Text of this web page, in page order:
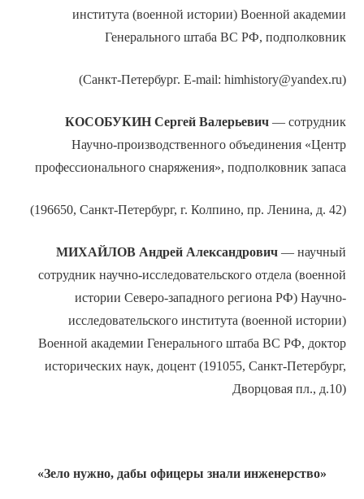
института (военной истории) Военной академии
Генерального штаба ВС РФ, подполковник
(Санкт-Петербург. E-mail: himhistory@yandex.ru)
КОСОБУКИН Сергей Валерьевич— сотрудник
Научно-производственного объединения «Центр
профессионального снаряжения», подполковник запаса
(196650, Санкт-Петербург, г. Колпино, пр. Ленина, д. 42)
МИХАЙЛОВ Андрей Александрович— научный
сотрудник научно-исследовательского отдела (военной
истории Северо-западного региона РФ) Научно-
исследовательского института (военной истории)
Военной академии Генерального штаба ВС РФ, доктор
исторических наук, доцент (191055, Санкт-Петербург,
Дворцовая пл., д.10)
«Зело нужно, дабы офицеры знали инженерство»